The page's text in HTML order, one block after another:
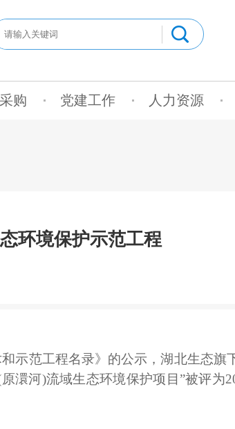
购 党建工作 人力资源
环境保护示范工程
示范工程名录》的公示，湖北生态旗
澴河)流域生态环境保护项目”被评为